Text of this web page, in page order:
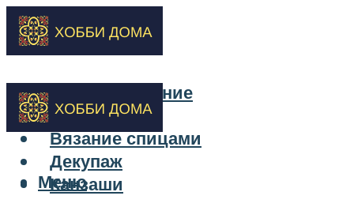
Бисероплетение
Вышивка
Вязание спицами
Декупаж
Канзаши
Меню